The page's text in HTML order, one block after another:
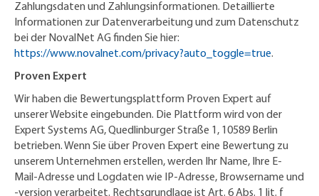
Zahlungsdaten und Zahlungsinformationen. Detaillierte
Informationen zur Datenverarbeitung und zum Datenschutz
bei der NovalNet AG finden Sie hier:
https://www.novalnet.com/privacy?auto_toggle=true.
Proven Expert
Wir haben die Bewertungsplattform Proven Expert auf
unserer Website eingebunden. Die Plattform wird von der
Expert Systems AG, Quedlinburger Straße 1, 10589 Berlin
betrieben. Wenn Sie über Proven Expert eine Bewertung zu
unserem Unternehmen erstellen, werden Ihr Name, Ihre E-
Mail-Adresse und Logdaten wie IP-Adresse, Browsername und
-version verarbeitet. Rechtsgrundlage ist Art. 6 Abs. 1 lit. f